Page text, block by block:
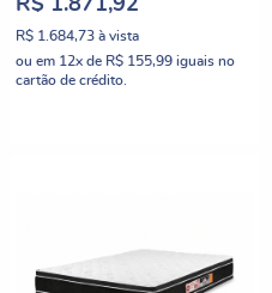
R$ 1.871,92
R$ 1.684,73 à vista
ou em 12x de R$ 155,99 iguais no
cartão de crédito.